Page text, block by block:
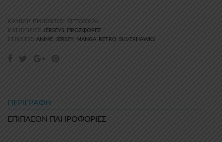
ΚΩΔΙΚΌΣ ΠΡΟΪΌΝΤΟΣ: STT5000204
ΚΑΤΗΓΟΡΊΕΣ: JERSEYS, ΠΡΟΣΦΟΡΈΣ
ΕΤΙΚΈΤΕΣ: ANIME, JERSEY MANGA, RETRO, SILVERHAWKS
ΠΕΡΙΓΡΑΦΉ
ΕΠΙΠΛΈΟΝ ΠΛΗΡΟΦΟΡΊΕΣ